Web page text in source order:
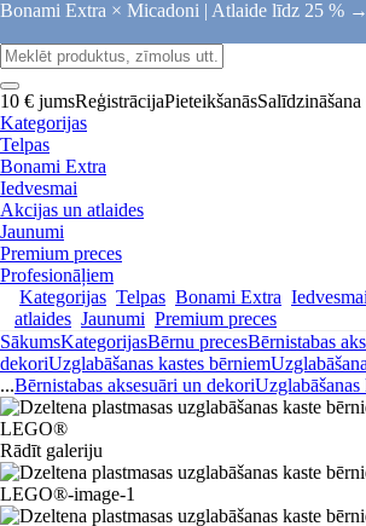
Bonami Extra × Micadoni | Atlaide līdz 25 % →
10 € jumsReģistrācijaPieteikšanāsSalīdzināšana
Kategorijas
Telpas
Bonami Extra
Iedvesmai
Akcijas un atlaides
Jaunumi
Premium preces
Profesionāļiem
Kategorijas Telpas Bonami Extra Iedvesmai
atlaides Jaunumi Premium preces
SākumsKategorijasBērnu precesBērnistabas
dekoriUzglabāšanas kastes bērniem
...Bērnistabas aksesuāri un dekoriUzglabāšanas
Rādīt galeriju